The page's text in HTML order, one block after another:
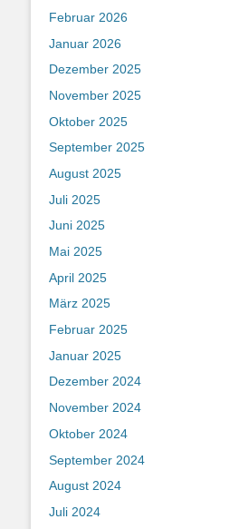
Februar 2026
Januar 2026
Dezember 2025
November 2025
Oktober 2025
September 2025
August 2025
Juli 2025
Juni 2025
Mai 2025
April 2025
März 2025
Februar 2025
Januar 2025
Dezember 2024
November 2024
Oktober 2024
September 2024
August 2024
Juli 2024